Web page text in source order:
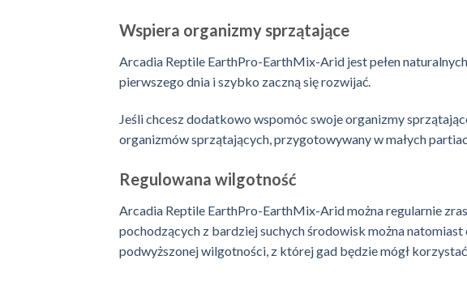
Wspiera organizmy sprzątające
Arcadia Reptile EarthPro-EarthMix-Arid jest pełen
pierwszego dnia i szybko zaczną się rozwijać.
Jeśli chcesz dodatkowo wspomóc swoje organizmy
organizmów sprzątających, przygotowywany w małych
Regulowana wilgotność
Arcadia Reptile EarthPro-EarthMix-Arid można regularnie
pochodzących z bardziej suchych środowisk można
podwyższonej wilgotności, z której gad będzie mógł korzystać